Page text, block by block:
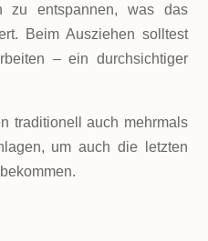
zu entspannen, was das
Beim Ausziehen solltest
– ein durchsichtiger
traditionell auch mehrmals
um auch die letzten